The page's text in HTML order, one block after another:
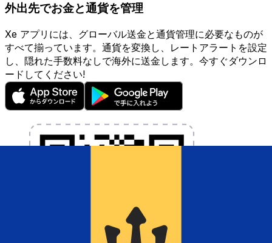
外出先でお金と通貨を管理
Xe アプリには、グローバル送金と通貨管理に必要なものが
すべて揃っています。通貨を変換し、レートアラートを設定
し、隠れた手数料なしで海外に送金します。今すぐダウンロ
ードしてください!